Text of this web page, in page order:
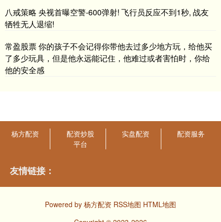
八戒策略 央视首曝空警-600弹射! 飞行员反应不到1秒, 战友
牺牲无人退缩!
常盈股票 你的孩子不会记得你带他去过多少地方玩，给他买
了多少玩具，但是他永远能记住，他难过或者害怕时，你给
他的安全感
杨方配资
配资炒股
平台
实盘配资 配资服务
友情链接：
Powered by 杨方配资 RSS地图 HTML地图